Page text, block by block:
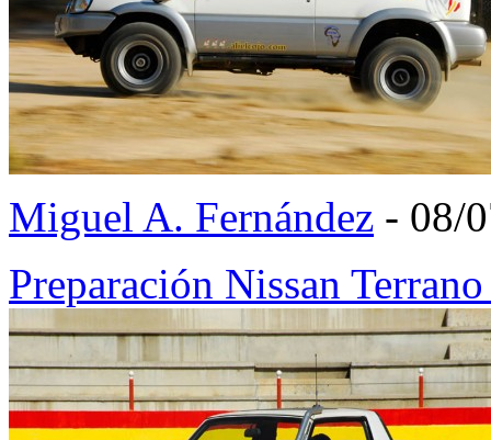
Miguel A. Fernández - 08/
Preparación Nissan